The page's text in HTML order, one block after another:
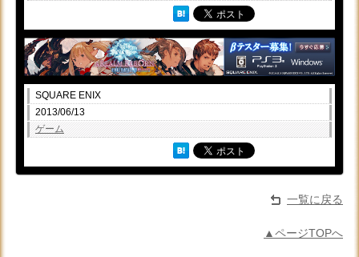
SQUARE ENIX
2013/06/13
ゲーム
一覧に戻る
▲ページTOPへ